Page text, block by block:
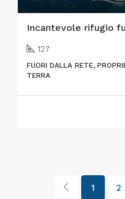
127
FUORI DALLA RETE,
TERRA
1 2